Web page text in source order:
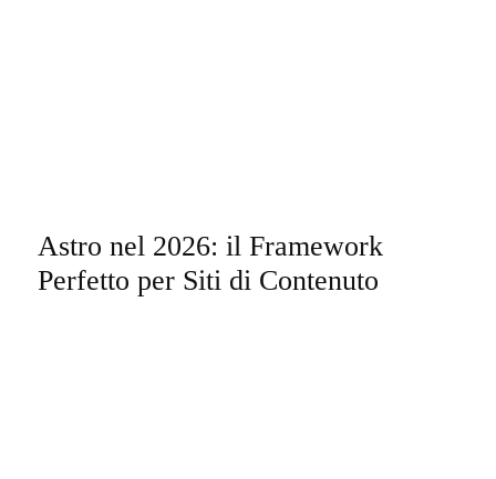
Astro nel 2026: il Framework
Perfetto per Siti di Contenuto